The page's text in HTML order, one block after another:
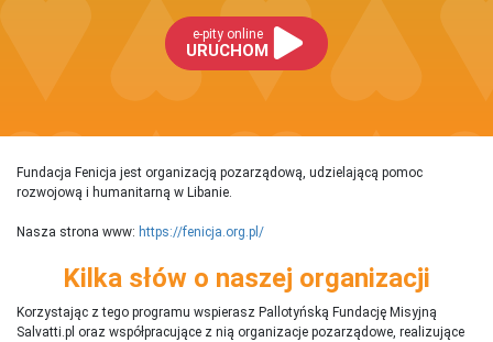
e-pity online
URUCHOM
Fundacja Fenicja jest organizacją pozarządową, udzielającą pomoc
rozwojową i humanitarną w Libanie.
Nasza strona www: https://fenicja.org.pl/
Kilka słów o naszej organizacji
Korzystając z tego programu wspierasz Pallotyńską Fundację Misyjną
Salvatti.pl oraz współpracujące z nią organizacje pozarządowe, realizujące